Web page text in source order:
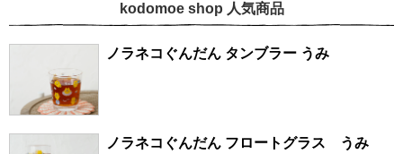
kodomoe shop 人気商品
ノラネコぐんだん タンブラー うみ
ノラネコぐんだん フロートグラス うみ